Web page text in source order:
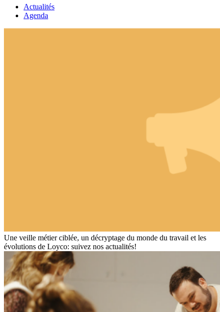
Actualités
Agenda
Une veille métier ciblée, un décryptage du monde du travail et les
évolutions de Loyco: suivez nos actualités!